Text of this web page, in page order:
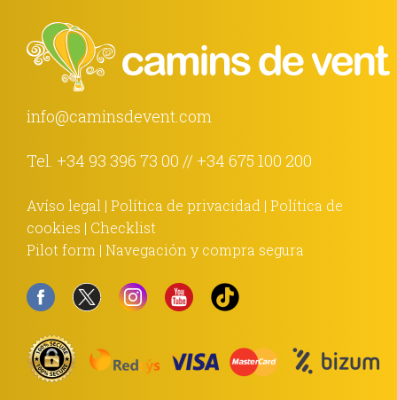
info@caminsdevent.com
Tel. +34 93 396 73 00 // +34 675 100 200
Avíso legal | Política de privacidad | Política de
cookies | Checklist
Pilot form | Navegación y compra segura